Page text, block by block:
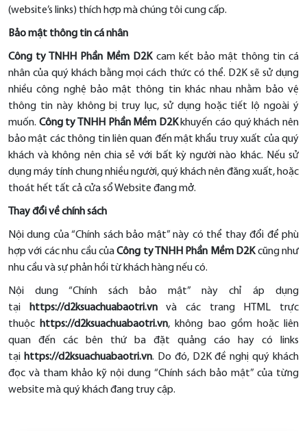
(website’s links) thích hợp mà chúng tôi cung cấp.
Bảo mật thông tin cá nhân
Công ty TNHH Phần Mềm D2Kcam kết bảo mật thông tin cá
nhân của quý khách bằng mọi cách thức có thể. D2K sẽ sử dụng
nhiều công nghệ bảo mật thông tin khác nhau nhằm bảo vệ
thông tin này không bị truy lục, sử dụng hoặc tiết lộ ngoài ý
muốn. Công ty TNHH Phần Mềm D2Kkhuyến cáo quý khách nên
bảo mật các thông tin liên quan đến mật khẩu truy xuất của quý
khách và không nên chia sẻ với bất kỳ người nào khác. Nếu sử
dụng máy tính chung nhiều người, quý khách nên đăng xuất, hoặc
thoát hết tất cả cửa sổ Website đang mở.
Thay đổi về chính sách
Nội dung của “Chính sách bảo mật” này có thể thay đổi để phù
hợp với các nhu cầu củaCông ty TNHH Phần Mềm D2Kcũng như
nhu cầu và sự phản hồi từ khách hàng nếu có.
Nội dung “Chính sách bảo mật” này chỉ áp dụng
tại
https://d2ksuachuabaotri.vnvà các trang HTML trực
thuộc https://d2ksuachuabaotri.vn, không bao gồm hoặc liên
quan đến các bên thứ ba đặt quảng cáo hay có links
tại https://d2ksuachuabaotri.vn. Do đó, D2K đề nghị quý khách
đọc và tham khảo kỹ nội dung “Chính sách bảo mật” của từng
website mà quý khách đang truy cập.